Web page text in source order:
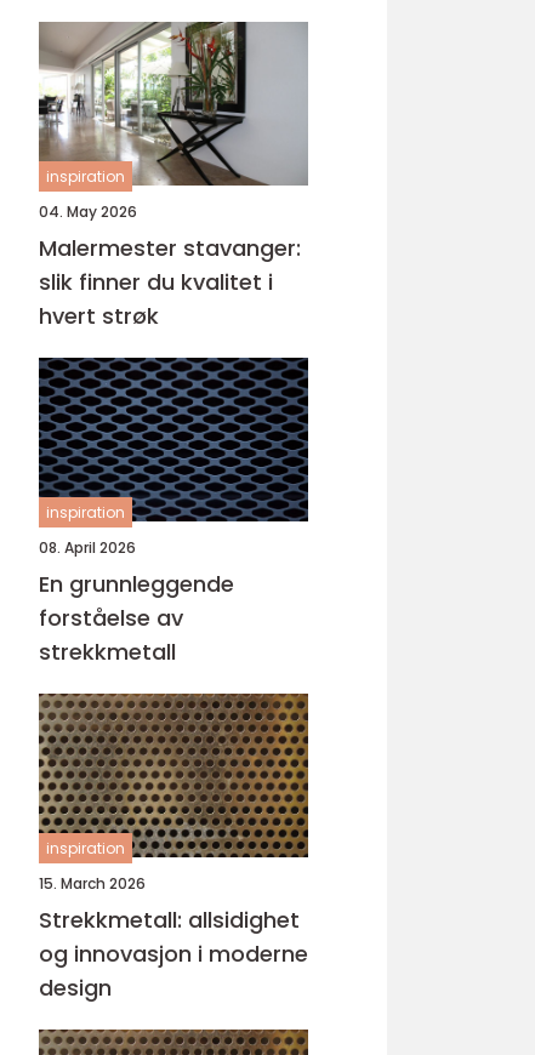
inspiration
04. May 2026
Malermester stavanger:
slik finner du kvalitet i
hvert strøk
inspiration
08. April 2026
En grunnleggende
forståelse av
strekkmetall
inspiration
15. March 2026
Strekkmetall: allsidighet
og innovasjon i moderne
design